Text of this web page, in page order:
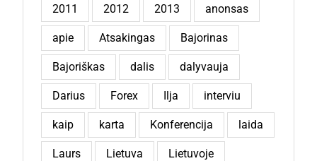
2011 2012 2013 anonsas
apie Atsakingas Bajorinas
Bajoriškas dalis dalyvauja
Darius Forex Ilja interviu
kaip karta Konferencija laida
Laurs Lietuva Lietuvoje